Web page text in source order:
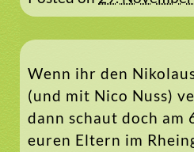
Wenn ihr den
(und mit Nico Nuss)
dann schaut doch am
euren Eltern im